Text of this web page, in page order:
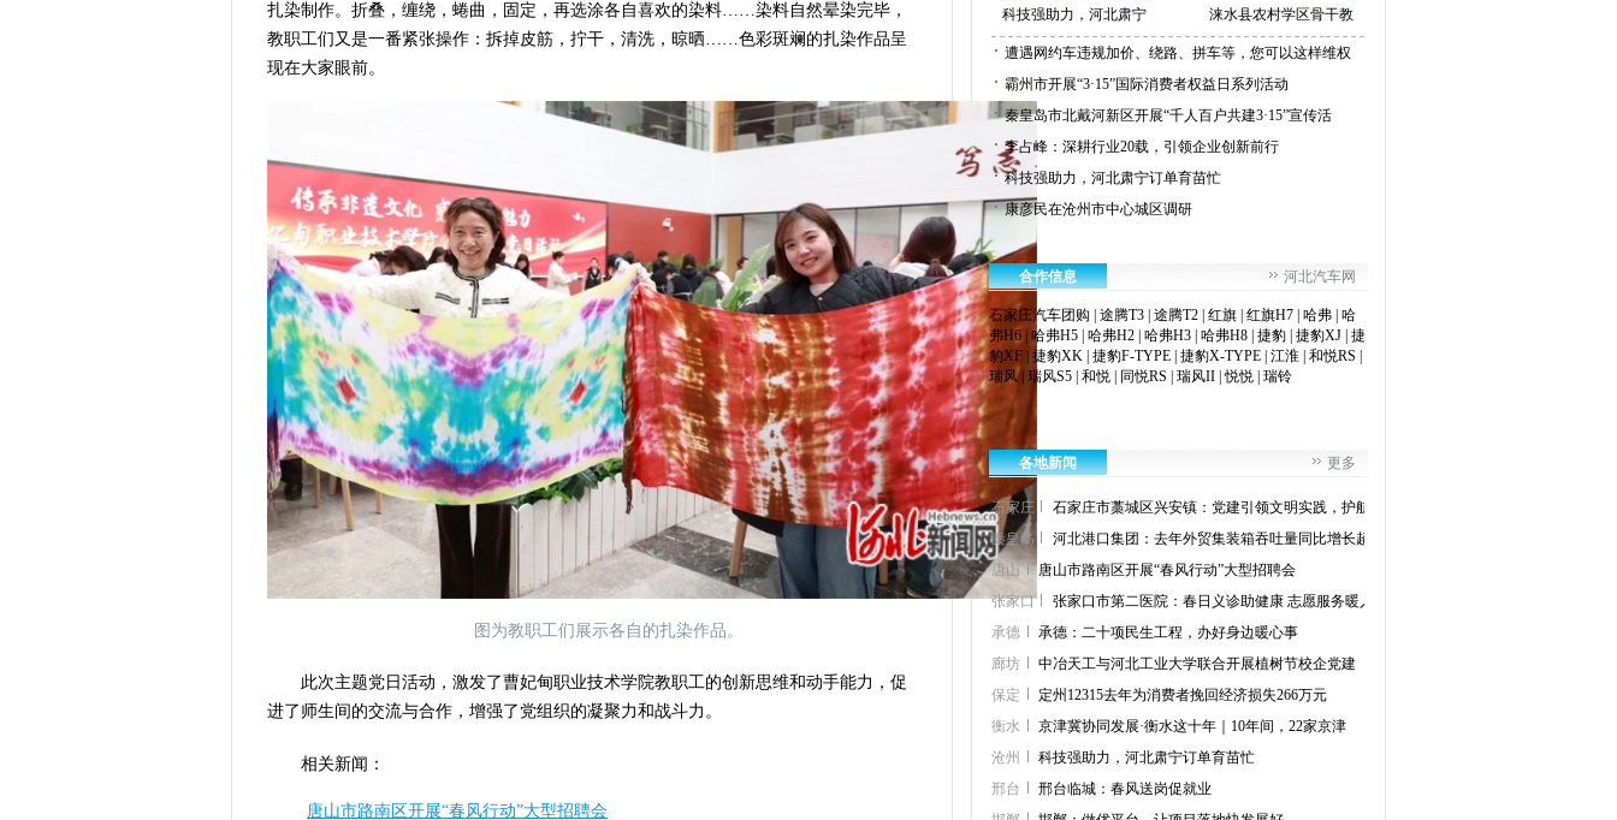
扎染制作。折叠，缠绕，蜷曲，固定，再选涂各自喜欢的染料……染料自然晕染完毕，
教职工们又是一番紧张操作：拆掉皮筋，拧干，清洗，晾晒……色彩斑斓的扎染作品呈
现在大家眼前。
图为教职工们展示各自的扎染作品。
此次主题党日活动，激发了曹妃甸职业技术学院教职工的创新思维和动手能力，促
进了师生间的交流与合作，增强了党组织的凝聚力和战斗力。
相关新闻：
唐山市路南区开展“春风行动”大型招聘会
科技强助力，河北肃宁 涞水县农村学区骨干教
遭遇网约车违规加价、绕路、拼车等，您可以这样维权
霸州市开展“3·15”国际消费者权益日系列活动
秦皇岛市北戴河新区开展“千人百户共建3·15”宣传活
李占峰：深耕行业20载，引领企业创新前行
科技强助力，河北肃宁订单育苗忙
康彦民在沧州市中心城区调研
合作信息 河北汽车网
石家庄汽车团购 途腾T3 途腾T2 红旗 红旗H7 哈弗 哈
弗H6 哈弗H5 哈弗H2 哈弗H3 哈弗H8 捷豹 捷豹XJ 捷
豹XF 捷豹XK 捷豹F-TYPE 捷豹X-TYPE 江淮 和悦RS
瑞风| 瑞风S5 和悦 同悦RS 瑞风II |悦悦 瑞铃
各地新闻 更多
石家庄
石家庄市藁城区兴安镇：党建引领文明实践，护航
秦皇岛
河北港口集团：去年外贸集装箱吞吐量同比增长超
唐山
唐山市路南区开展“春风行动”大型招聘会
张家口
张家口市第二医院：春日义诊助健康 志愿服务暖人
承德
承德：二十项民生工程，办好身边暖心事
廊坊
中冶天工与河北工业大学联合开展植树节校企党建
保定
定州12315去年为消费者挽回经济损失266万元
衡水
京津冀协同发展·衡水这十年｜10年间，22家京津
沧州
科技强助力，河北肃宁订单育苗忙
邢台
邢台临城：春风送岗促就业